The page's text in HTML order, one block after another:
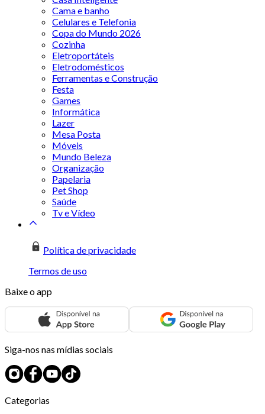
Cama e banho
Celulares e Telefonia
Copa do Mundo 2026
Cozinha
Eletroportáteis
Eletrodomésticos
Ferramentas e Construção
Festa
Games
Informática
Lazer
Mesa Posta
Móveis
Mundo Beleza
Organização
Papelaria
Pet Shop
Saúde
Tv e Vídeo
Política de privacidade
Termos de uso
Baixe o app
Siga-nos nas mídias sociais
Categorias